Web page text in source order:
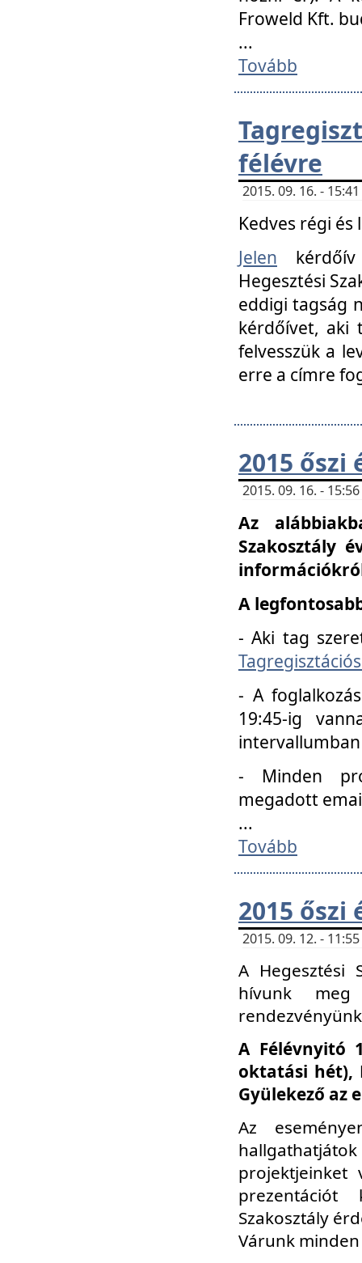
Froweld Kft.
...
Tovább
félévre
2015. 09. 16. -
Kedves régi
Jelen
Hegesztési
eddigi tagság
kérdőívet, aki
felvesszük a
erre a címre
2015 őszi
2015. 09. 16. -
Az
Szakosztály
A
- Aki tag
- A
19:45-ig
- Minden
megadott
...
Tovább
2015
2015. 09. 12. -
A Hegesztési
hívunk
A Félévnyitó
oktatási hét),
Gyülekező az
Az
Szakosztály
Várunk